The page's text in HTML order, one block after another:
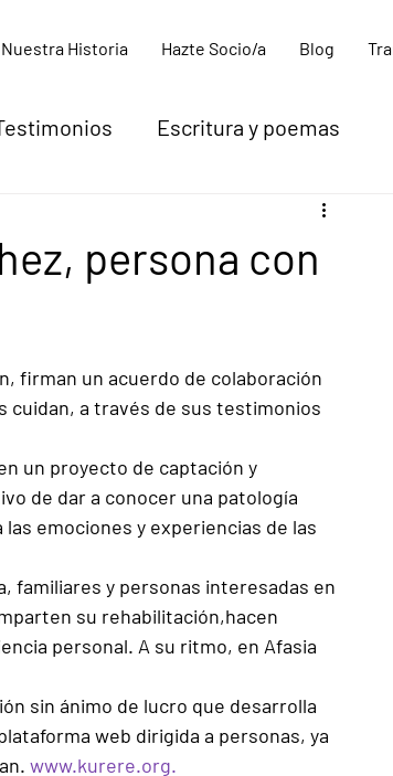
Nuestra Historia Hazte Socio/a Blog
Escritura y poemas
persona con
firman un acuerdo de colaboración
cuidan, a través de sus testimonios
un proyecto de captación y
de dar a conocer una patología
emociones y experiencias de las
familiares y personas interesadas en
su rehabilitación,hacen
personal. A su ritmo, en Afasia
sin ánimo de lucro que desarrolla
web dirigida a personas, ya
www.kurere.org.